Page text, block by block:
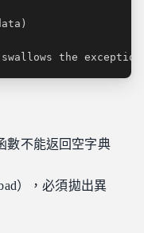
the exception
數不能返回空字典
），必須拋出異